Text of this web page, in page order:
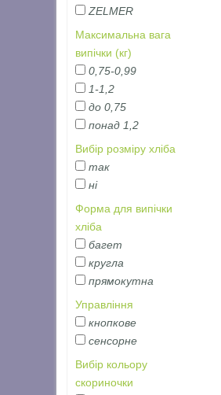
ZELMER
Максимальна вага
випічки (кг)
0,75-0,99
1-1,2
до 0,75
понад 1,2
Вибір розміру хліба
так
ні
Форма для випічки
хліба
багет
кругла
прямокутна
Управління
кнопкове
сенсорне
Вибір кольору
скориночки